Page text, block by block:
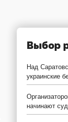
Выбор
Над
украинские
начинают